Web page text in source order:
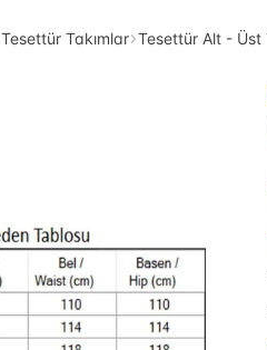
Tesettür Takımlar Tesettür Alt - Üst